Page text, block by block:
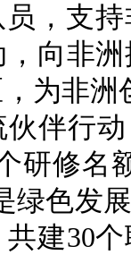
员，支
向非
为非洲
伴行
研修名
绿色发
建30